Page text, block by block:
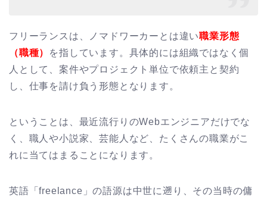
フリーランスは、ノマドワーカーとは違い職業形態
（職種）
を指しています。具体的には組織ではなく個
人として、案件やプロジェクト単位で依頼主と契約
し、仕事を請け負う形態となります。
ということは、最近流行りのWebエンジニアだけでな
く、職人や小説家、芸能人など、たくさんの職業がこ
れに当てはまることになります。
英語「freelance 」の語源は中世に遡り、その当時の傭